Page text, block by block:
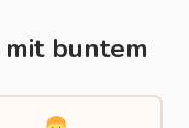
buntem